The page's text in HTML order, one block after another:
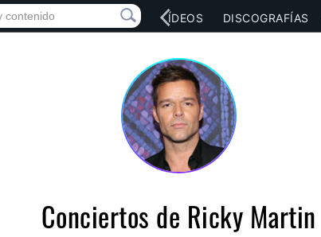
RED SOCIAL MÚSICA VÍDEOS DISCOGRAFÍAS
Conciertos de Ricky Martin